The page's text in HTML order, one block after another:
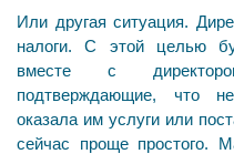
Или другая ситуация.
налоги. С этой целью
вместе с
подтверждающие, что
оказала им услуги или
сейчас проще простого.